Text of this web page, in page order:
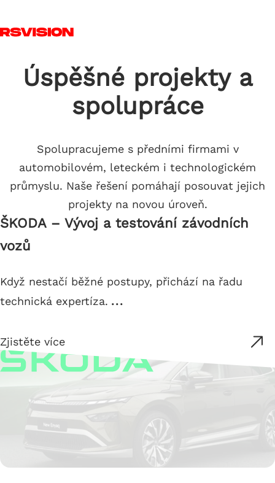
Úspěšné projekty a
spolupráce
Spolupracujeme s předními firmami v
automobilovém, leteckém i technologickém
průmyslu. Naše řešení pomáhají posouvat jejich
projekty na novou úroveň.
ŠKODA – Vývoj a testování závodních
vozů
Když nestačí běžné postupy, přichází na řadu
technická expertíza. ...
Zjistěte více